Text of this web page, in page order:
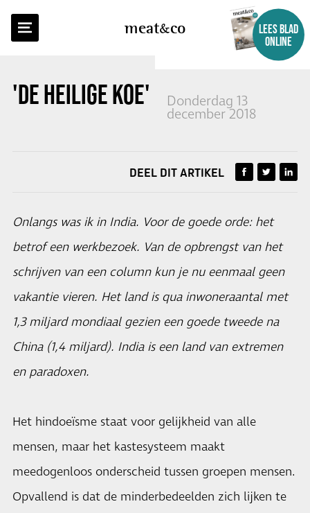
meatco
LEES BLAD
ONLINE
'DE HEILIGE KOE' (COLUMN)
Donderdag 13
december 2018
TERUG NAAR OVERZICHT
DEEL DIT ARTIKEL
Onlangs was ik in India. Voor de goede orde: het
betrof een werkbezoek. Van de opbrengst van het
schrijven van een column kun je nu eenmaal geen
vakantie vieren. Het land is qua inwoneraantal met
1,3 miljard mondiaal gezien een goede tweede na
China (1,4 miljard). India is een land van extremen
en paradoxen.
Het hindoeïsme staat voor gelijkheid van alle
mensen, maar het kastesysteem maakt
meedogenloos onderscheid tussen groepen mensen.
Opvallend is dat de minderbedeelden zich lijken te